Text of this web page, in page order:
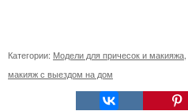
Категории: Модели для причесок и макияжа
макияж с выездом на дом